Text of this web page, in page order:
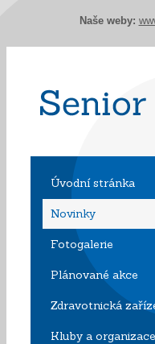
Úvodní stránka
Novinky
Fotogalerie
Plánované akce
Zdravotnická
Kluby a organizace
Naše weby: